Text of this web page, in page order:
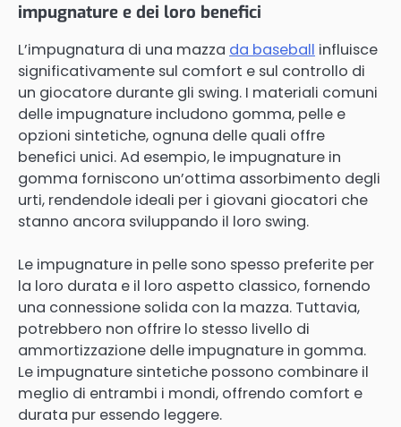
impugnature e dei loro benefici
L’impugnatura di una mazza da baseball influisce
significativamente sul comfort e sul controllo di
un giocatore durante gli swing. I materiali comuni
delle impugnature includono gomma, pelle e
opzioni sintetiche, ognuna delle quali offre
benefici unici. Ad esempio, le impugnature in
gomma forniscono un’ottima assorbimento degli
urti, rendendole ideali per i giovani giocatori che
stanno ancora sviluppando il loro swing.
Le impugnature in pelle sono spesso preferite per
la loro durata e il loro aspetto classico, fornendo
una connessione solida con la mazza. Tuttavia,
potrebbero non offrire lo stesso livello di
ammortizzazione delle impugnature in gomma.
Le impugnature sintetiche possono combinare il
meglio di entrambi i mondi, offrendo comfort e
durata pur essendo leggere.